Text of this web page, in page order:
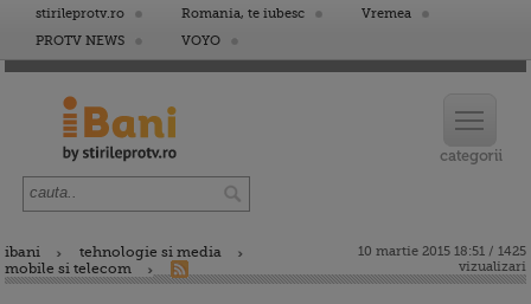
stirileprotv.ro Romania, te iubesc
Vremea
PROTV NEWS
VOYO
ibani
tehnologie si media
mobile si telecom
10 martie 2015 18:51 / 1425
vizualizari